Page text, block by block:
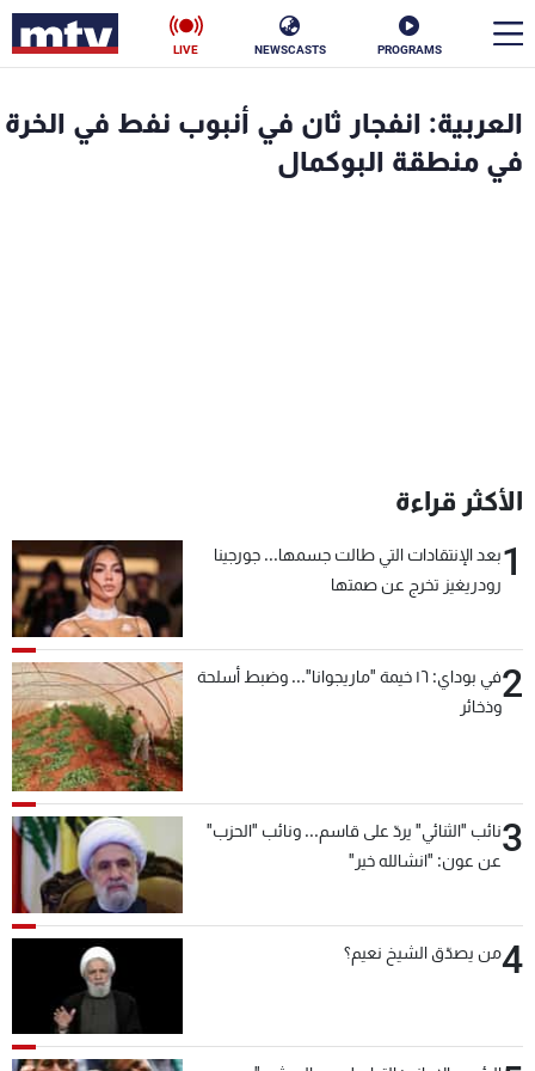
PROGRAMS
NEWSCASTS
LIVE
العربية: انفجار ثان في أنبوب نفط في الخرة
في منطقة البوكمال
الأكثر قراءة
1بعد الإنتقادات التي طالت جسمها... جورجينا
رودريغيز تخرج عن صمتها
2
في بوداي: ١٦ خيمة "ماريجوانا"... وضبط أسلحة
وذخائر
3نائب "الثنائي" يردّ على قاسم... ونائب "الحزب"
عن عون: "انشالله خير"
4من يصدّق الشيخ نعيم؟
الأخبار
البرامج
شاهد البرامج
الترددات
عن MTV
الإنـتـاج
لاعلاناتكم
وظائف
شروط الإسـتخدام
سياسة الخصوصية